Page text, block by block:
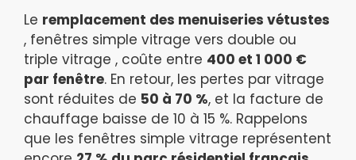
Le remplacement des menuiseries vétustes
, fenêtres simple vitrage vers double ou
triple vitrage , coûte entre 400 et 1 000 €
par fenêtre. En retour, les pertes par vitrage
sont réduites de 50 à 70 %, et la facture de
chauffage baisse de 10 à 15 %. Rappelons
que les fenêtres simple vitrage représentent